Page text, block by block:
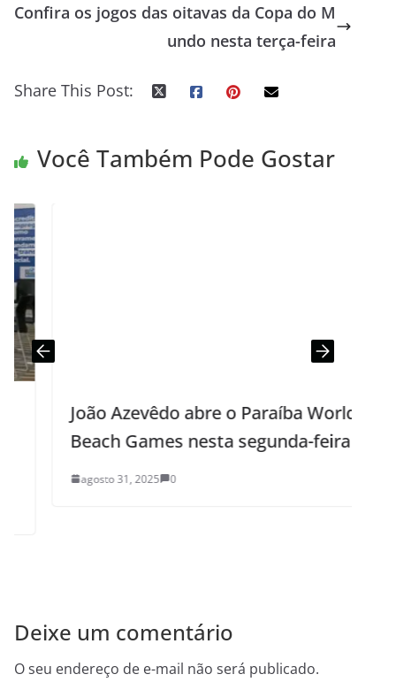
Confira os jogos das oitavas da Copa do M
undo nesta terça-feira
Share This Post:
Você Também Pode Gostar
João Azevêdo abre o Paraíba World
Beach Games nesta segunda-feira
agosto 31, 2025 0
Deixe um comentário
O seu endereço de e-mail não será publicado.